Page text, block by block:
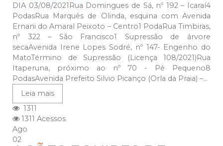
DIA 03/08/2021Rua Domingues de Sá, nº 192 – Icaraí4
PodasRua Marquês de Olinda, esquina com Avenida
Ernani do Amaral Peixoto – Centro1 PodaRua Timbiras,
nº 322 – São Francisco1 Supressão de árvore
secaAvenida Irene Lopes Sodré, nº 147- Engenho do
MatoTérmino de Supressão (Licença 108/2021)Rua
Itaperuna, próximo ao nº 70 - Pé Pequeno8
PodasAvenida Prefeito Silvio Picanço (Orla da Praia) –...
Leia mais
1311
1311 Acessos
Ago
02